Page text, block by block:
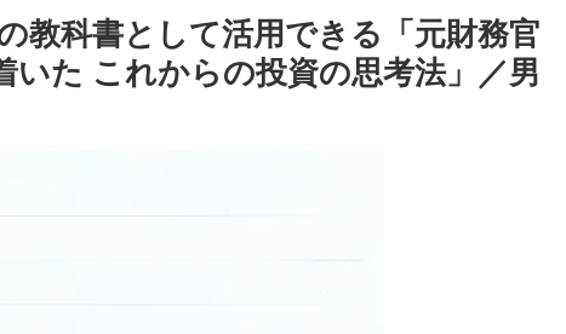
教科書として活用できる「元財務官
た これからの投資の思考法」／男